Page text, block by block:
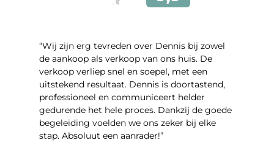
“Wij zijn erg tevreden over Dennis bij zowel
de aankoop als verkoop van ons huis. De
verkoop verliep snel en soepel, met een
uitstekend resultaat. Dennis is doortastend,
professioneel en communiceert helder
gedurende het hele proces. Dankzij de goede
begeleiding voelden we ons zeker bij elke
stap. Absoluut een aanrader!”